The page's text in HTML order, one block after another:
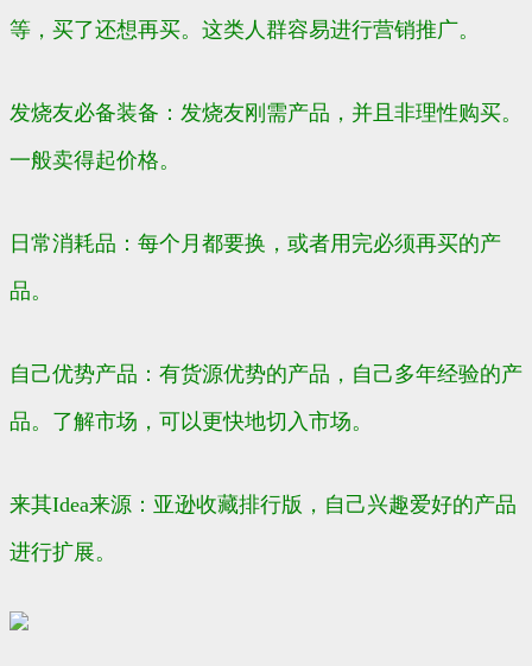
等，买了还想再买。这类人群容易进行营销推广。
发烧友必备装备：发烧友刚需产品，并且非理性购买。
一般卖得起价格。
日常消耗品：每个月都要换，或者用完必须再买的产
品。
自己优势产品：有货源优势的产品，自己多年经验的产
品。了解市场，可以更快地切入市场。
来其Idea来源：亚逊收藏排行版，自己兴趣爱好的产品
进行扩展。